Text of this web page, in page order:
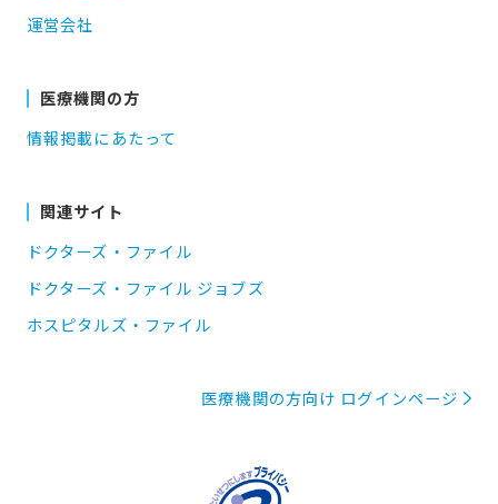
運営会社
医療機関の方
情報掲載にあたって
関連サイト
ドクターズ・ファイル
ドクターズ・ファイル ジョブズ
ホスピタルズ・ファイル
医療機関の方向け ログインページ